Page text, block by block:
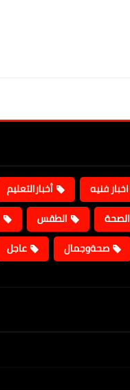
اخبار فنيه أخبارالتعليم
الصحة الطقس
صحةوجمال عاجل